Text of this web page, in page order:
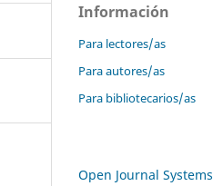
Información
Para lectores/as
Para autores/as
Para bibliotecarios/as
Open Journal Systems